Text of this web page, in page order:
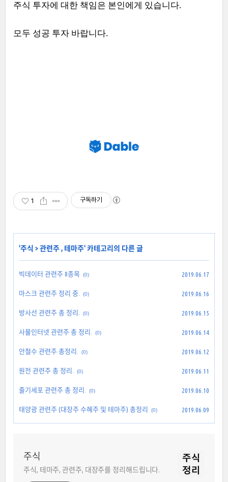
주식 투자에 대한 책임은 본인에게 있습니다.
모두 성공 투자 바랍니다.
1 구독하기
'주식 >관련주 , 테마주' 카테고리의 다른 글
빅데이터 관련주 8종목 (0) 2019.06.17
마스크 관련주 정리 중. (0) 2019.06.16
방사선 관련주 총 정리. (0) 2019.06.15
사물인터넷 관련주 총 정리. (0) 2019.06.14
안철수 관련주 총정리. (0) 2019.06.12
원전 관련주 총 정리. (0) 2019.06.11
줄기세포 관련주 총 정리. (0) 2019.06.10
태양광 관련주 (대장주 수혜주 및 테마주) 총정리 (0) 2019.06.09
주식
주식, 테마주, 관련주, 대장주를 정리해드립니다.